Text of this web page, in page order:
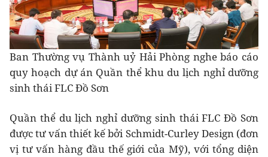
Ban Thường vụ Thành uỷ Hải Phòng nghe báo cáo
quy hoạch dự án Quần thể khu du lịch nghỉ dưỡng
sinh thái FLC Đồ Sơn
Quần thể du lịch nghỉ dưỡng sinh thái FLC Đồ Sơn
được tư vấn thiết kế bởi Schmidt-Curley Design (đơn
vị tư vấn hàng đầu thế giới của Mỹ), với tổng diện